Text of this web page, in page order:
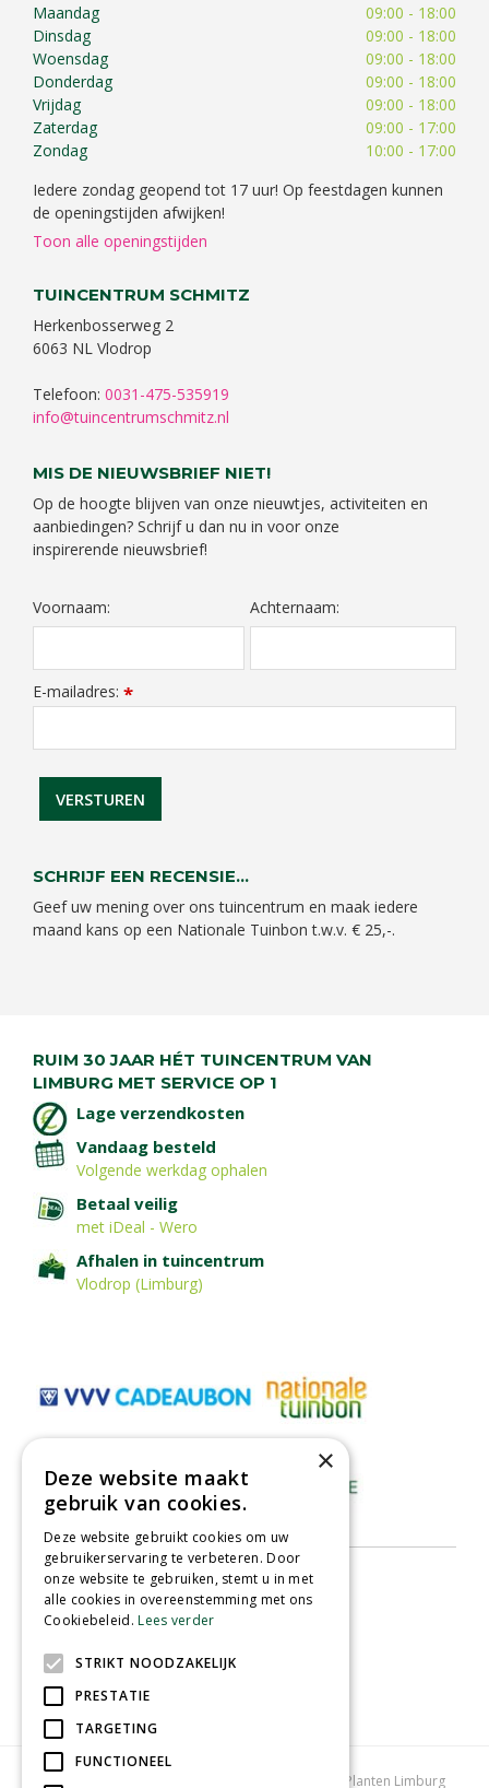
Maandag
09:00 - 18:00
Dinsdag
09:00 - 18:00
Woensdag
09:00 - 18:00
Donderdag
09:00 - 18:00
Vrijdag
09:00 - 18:00
Zaterdag
09:00 - 17:00
Zondag
10:00 - 17:00
Iedere zondag geopend tot 17 uur! Op feestdagen kunnen
de openingstijden afwijken!
Toon alle openingstijden
TUINCENTRUM SCHMITZ
Herkenbosserweg 2
6063 NL Vlodrop
Telefoon: 0031-475-535919
info@tuincentrumschmitz.nl
MIS DE NIEUWSBRIEF NIET!
Op de hoogte blijven van onze nieuwtjes, activiteiten en
aanbiedingen? Schrijf u dan nu in voor onze
inspirerende nieuwsbrief!
Voornaam: Achternaam:
E-mailadres: *
SCHRIJF EEN RECENSIE...
Geef uw mening over ons tuincentrum en maak iedere
maand kans op een Nationale Tuinbon t.w.v. € 25,-.
RUIM 30 JAAR HÉT TUINCENTRUM VAN
LIMBURG MET SERVICE OP 1
Lage verzendkosten
Vandaag besteld
Volgende werkdag ophalen
Betaal veilig
met iDeal - Wero
Afhalen in tuincentrum
Vlodrop (Limburg)
Tuincentrum Limburg Planten Limburg
×
Deze website maakt
gebruik van cookies.
Deze website gebruikt cookies om uw
gebruikerservaring te verbeteren. Door
onze website te gebruiken, stemt u in met
alle cookies in overeenstemming met ons
Cookiebeleid.Lees verder
STRIKT NOODZAKELIJK
PRESTATIE
TARGETING
FUNCTIONEEL